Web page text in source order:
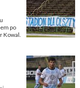
po
Kowal.